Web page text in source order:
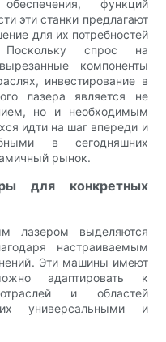
функций
эти станки предлагают
для их потребностей
спрос на
компоненты
инвестирование в
лазера является не
но и необходимым
идти на шаг впереди и
в сегодняшних
рынок.
для конкретных
лазером выделяются
настраиваемым
Эти машины имеют
адаптировать к
и областей
универсальными и